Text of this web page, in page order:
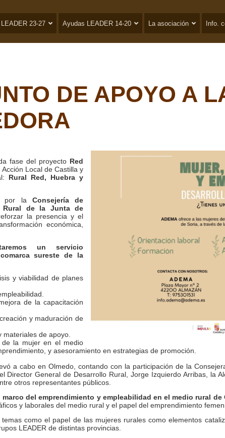
23-27 Ayudas LEADER 14-20 La asociación Info.
DE APOYO A
fase del proyecto Red
Local de Castilla y
Rural Red, Huebra y
por la Consejería de
Rural de la Junta de
la presencia y el
económica,
un servicio
sureste de la
y viabilidad de planes
de la capacitación
y maduración de
materiales de apoyo.
de la mujer en el medio
y asesoramiento en estrategias de promoción.
a cabo en Olmedo, contando con la participación de la
Director General de Desarrollo Rural, Jorge Izquierdo Arribas, la
otros representantes públicos.
marco del emprendimiento y empleabilidad en el medio rural de
y laborales del medio rural y el papel del emprendimiento
como el papel de las mujeres rurales como elementos
LEADER de distintas provincias.